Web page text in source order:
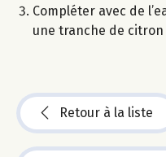
Compléter avec de
une tranche de citron
Retour à la liste